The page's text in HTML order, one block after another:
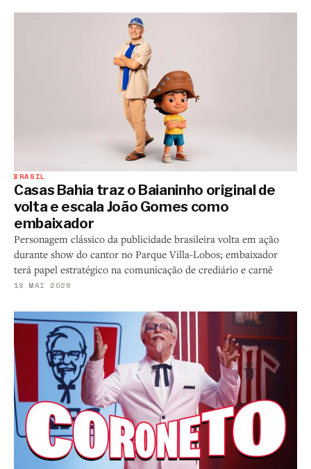
BRASIL
Casas Bahia traz o Baianinho original de
volta e escala João Gomes como
embaixador
Personagem clássico da publicidade brasileira volta em ação
durante show do cantor no Parque Villa-Lobos; embaixador
terá papel estratégico na comunicação de crediário e carnê
18 MAI 2026